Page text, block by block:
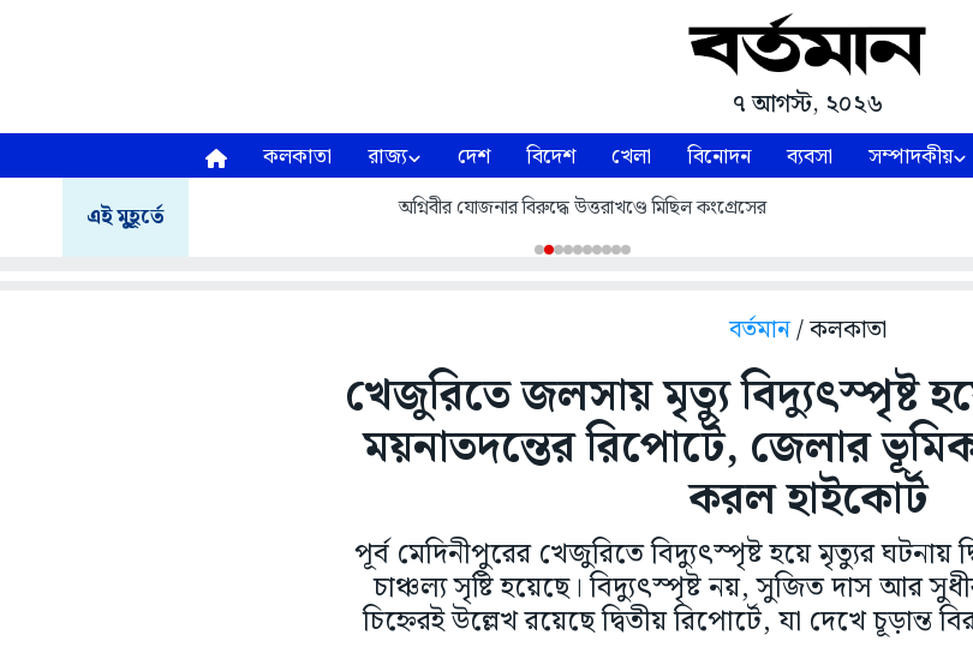
৭ আগস্ট, ২০২৬
কলকাতা রাজ্য দেশ বিদেশ খেলা বিনোদন ব্যবসা সম্পাদকীয়
এই মুহূর্তে অগ্নিবীর যোজনার বিরুদ্ধে উত্তরাখণ্ডে মিছিল কংগ্রেসের
বর্তমান/ কলকাতা
খেজুরিতে জলসায় মৃত্যু বিদ্যুৎস্পৃষ্ট
ময়নাতদন্তের রিপোর্টে, জেলার
করল হাইকোর্ট
পূর্ব মেদিনীপুরের খেজুরিতে বিদ্যুৎস্পৃষ্ট হয়ে মৃত্যুর ঘটনায়
চাঞ্চল্য সৃষ্টি হয়েছে। বিদ্যুৎস্পৃষ্ট নয়, সুজিত দাস আর
চিহ্নেরই উল্লেখ রয়েছে দ্বিতীয় রিপোর্টে, যা দেখে চূড়ান্ত